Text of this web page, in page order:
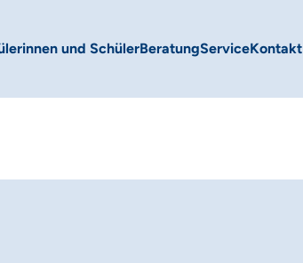
und SchülerBeratungServiceKontakt